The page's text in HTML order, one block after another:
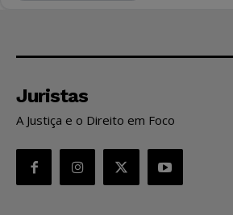
Juristas
A Justiça e o Direito em Foco